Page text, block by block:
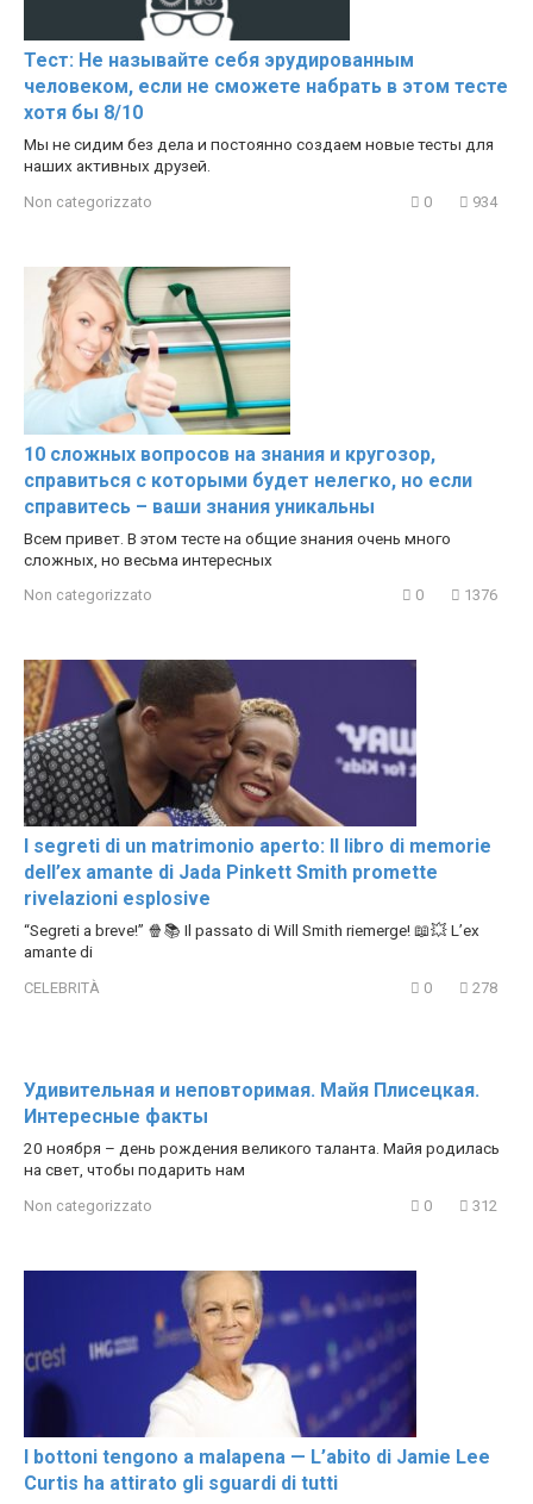
Тест: Не называйте себя эрудированным
человеком, если не сможете набрать в этом тесте
хотя бы 8/10
Мы не сидим без дела и постоянно создаем новые тесты для
наших активных друзей.
Non categorizzato 0 934
10 сложных вопросов на знания и кругозор,
справиться с которыми будет нелегко, но если
справитесь – ваши знания уникальны
Всем привет. В этом тесте на общие знания очень много
сложных, но весьма интересных
Non categorizzato 0 1376
I segreti di un matrimonio aperto: Il libro di memorie
dell’ex amante di Jada Pinkett Smith promette
rivelazioni esplosive
“Segreti a breve!” 🍿📚 Il passato di Will Smith riemerge! 📖💥 L’ex
amante di
CELEBRITÀ 0 278
Удивительная и неповторимая. Майя Плисецкая.
Интересные факты
20 ноября – день рождения великого таланта. Майя родилась
на свет, чтобы подарить нам
Non categorizzato 0 312
I bottoni tengono a malapena — L’abito di Jamie Lee
Curtis ha attirato gli sguardi di tutti